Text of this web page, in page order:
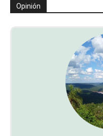
Opinión